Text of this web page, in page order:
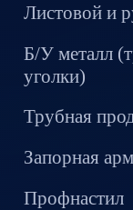
Листовой и
Б/У металл
уголки)
Трубная
Запорная
Профнастил